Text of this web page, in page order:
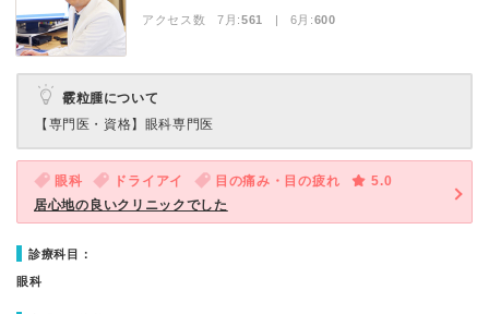
アクセス数 7月:561 | 6月:600
霰粒腫について
【専門医・資格】 眼科専門医
眼科 ドライアイ 目の痛み・目の疲れ
5.0
居心地の良いクリニックでした
診療科目：
眼科